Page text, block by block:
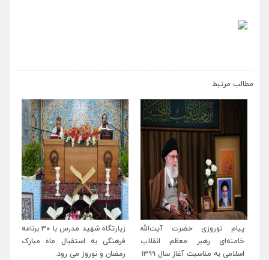
مطالب مرتبط
پیام نوروزی حضرت آیت‌الله
خامنه‌ای رهبر معظم انقلاب
اسلامی به مناسبت آغاز سال ۱۳۹۹
زیارتگاه شهید مدرس با ۳۰ برنامه
فرهنگی به استقبال ماه مبارک
رمضان و نوروز می رود.